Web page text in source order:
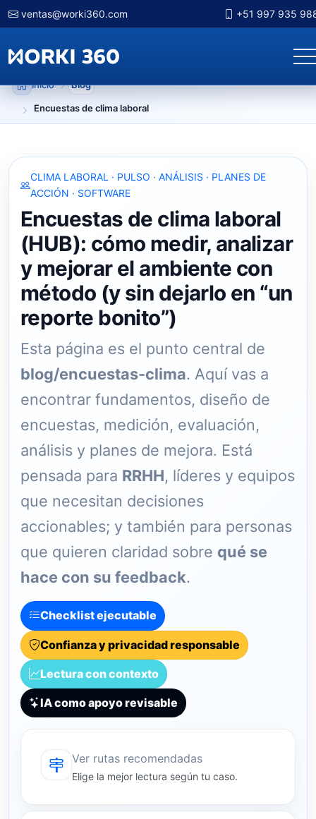
ventas@worki360.com +51 997 935
Inicio Blog
Encuestas de clima laboral
CLIMA LABORAL · PULSO · ANÁLISIS · PLANES DE
ACCIÓN · SOFTWARE
Encuestas de clima laboral
(HUB): cómo medir, analizar
y mejorar el ambiente con
método (y sin dejarlo en “un
reporte bonito”)
Esta página es el punto central de
blog/encuestas-clima. Aquí vas a
encontrar fundamentos, diseño de
encuestas, medición, evaluación,
análisis y planes de mejora. Está
pensada para RRHH, líderes y equipos
que necesitan decisiones
accionables; y también para personas
que quieren claridad sobre qué se
hace con su feedback.
Checklist ejecutable
Confianza y privacidad responsable
Lectura con contexto
IA como apoyo revisable
Ver rutas recomendadas
Elige la mejor lectura según tu caso.